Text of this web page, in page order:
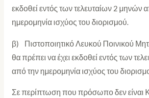
εκδοθεί εντός των τελευταίων 2 μηνών
ημερομηνία ισχύος του διορισμού.
β) Πιστοποιητικό Λευκού Ποινικού
θα πρέπει να έχει εκδοθεί εντός των
από την ημερομηνία ισχύος του
Σε περίπτωση που πρόσωπο δεν είναι